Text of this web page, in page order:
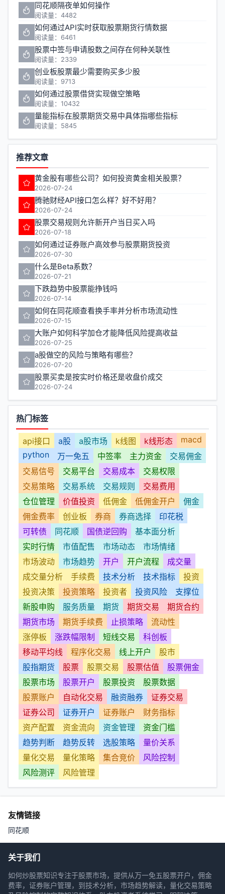
同花顺隔夜单如何操作
阅读量：4482
如何通过API实时获取股票期货行情数据
阅读量：6461
股票中签与申请股数之间存在何种关联性
阅读量：2339
创业板股票最少需要购买多少股
阅读量：9713
如何通过股票借贷实现做空策略
阅读量：10432
量能指标在股票期货交易中具体指哪些指标
阅读量：5845
推荐文章
黄金股有哪些公司？如何投资黄金相关股票？
2026-07-24
腾驰财经API接口怎么样？好不好用？
2026-07-24
股票交易规则允许新开户当日买入吗
2026-07-18
如何通过证券账户高效参与股票期货投资
2026-07-30
什么是Beta系数？
2026-07-21
下跌趋势中股票能挣钱吗
2026-07-14
如何在同花顺查看换手率并分析市场流动性
2026-07-15
大账户如何科学加仓才能降低风险提高收益
2026-07-25
a股做空的风险与策略有哪些？
2026-07-20
股票买卖是按实时价格还是收盘价成交
2026-07-24
热门标签
api接口 a股 a股市场 k线图 k线形态
macd
python
万一免五 中签率 主力资金
交易佣金
交易信号
交易平台 交易成本
交易权限
交易策略
交易系统 交易规则
交易费用
仓位管理
价值投资 低佣金 低佣金开户
佣金
佣金费率
创业板 券商 券商选择
印花税
可转债
同花顺 国债逆回购
基本面分析
实时行情
市值配售 市场动态
市场情绪
市场波动
市场趋势 开户 开户流程
成交量
成交量分析
手续费 技术分析 技术指标
投资
投资决策
投资策略 投资者 投资风险
支撑位
新股申购
服务质量 期货 期货交易
期货合约
期货市场
期货手续费 止损策略
流动性
涨停板
涨跌幅限制 短线交易
科创板
移动平均线
程序化交易 线上开户
股市
股指期货
股票 股票交易 股票估值
股票佣金
股票市场
股票开户 股票投资
股票数据
股票账户
自动化交易 融资融券
证券交易
证券公司
证券开户 证券账户
财务指标
资产配置
资金流向 资金管理
资金门槛
趋势判断
趋势反转 选股策略
量价关系
量化交易
量化策略 集合竞价
风险控制
风险测评
风险管理
友情链接
同花顺
关于我们
如何炒股票知识专注于股票市场，提供从万一免五股票开户，佣金
费率，证券账户管理，到技术分析，市场趋势解读，量化交易策略